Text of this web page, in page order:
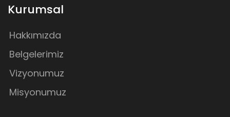
Kurumsal
Hakkımızda
Belgelerimiz
Vizyonumuz
Misyonumuz